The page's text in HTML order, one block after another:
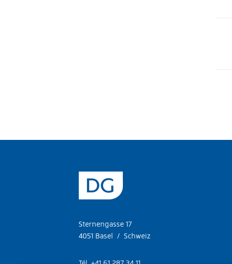
Sternengasse 17
4051 Basel / Schweiz